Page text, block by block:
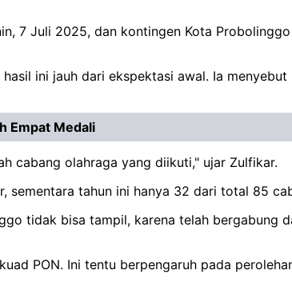
7 Juli 2025, dan kontingen Kota
ini jauh dari ekspektasi awal. Ia
Empat Medali
cabang olahraga yang diikuti," ujar Zulfikar.
sementara tahun ini hanya 32 dari total 85
tidak bisa tampil, karena telah bergabung
PON. Ini tentu berpengaruh pada